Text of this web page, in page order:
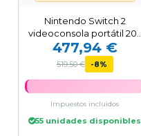
Nintendo Switch 2
videoconsola portátil 20,1
cm (7.9") 256 GB...
477,94 €
519,50 € -8%
Impuestos incluidos
55 unidades disponibles